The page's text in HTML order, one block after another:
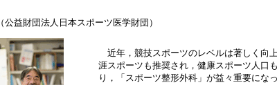
（公益財団法人日本スポーツ医学財団）
近年，競技スポーツのレベルは著しく向
涯スポーツも推奨され，健康スポーツ人口
り，「スポーツ整形外科」が益々重要にな